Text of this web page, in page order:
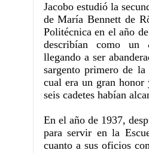
Jacobo estudió la
de María Bennett de
Politécnica en el año
describían como un
llegando a ser
sargento primero de
cual era un gran
seis cadetes habían
En el año de 1937,
para servir en la
cuanto a sus oficios